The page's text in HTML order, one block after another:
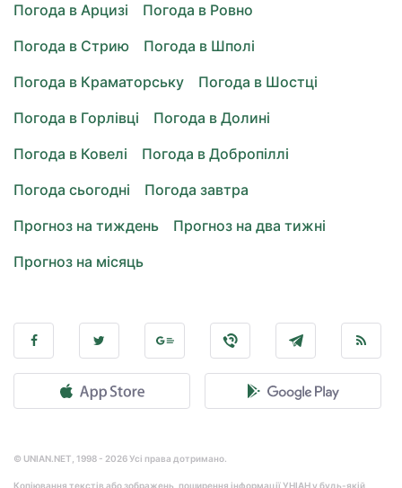
Погода в Арцизі
Погода в Ровно
Погода в Стрию
Погода в Шполі
Погода в Краматорську
Погода в Шостці
Погода в Горлівці
Погода в Долині
Погода в Ковелі
Погода в Добропіллі
Погода сьогодні
Погода завтра
Прогноз на тиждень
Прогноз на два тижні
Прогноз на місяць
© UNIAN.NET, 1998 - 2026 Усі права дотримано.
Копіювання текстів або зображень, поширення інформації УНІАН у будь-якій